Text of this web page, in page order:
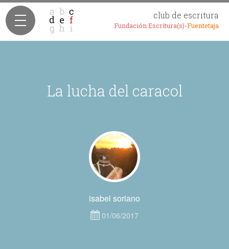
club de escritura
Fundación Escritura(s)-Fuentetaja
La lucha del caracol
isabel soriano
01/06/2017